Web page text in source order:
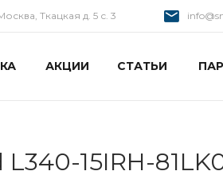
Ткацкая д. 5 с. 3
АКЦИИ СТАТЬИ
15IRH-